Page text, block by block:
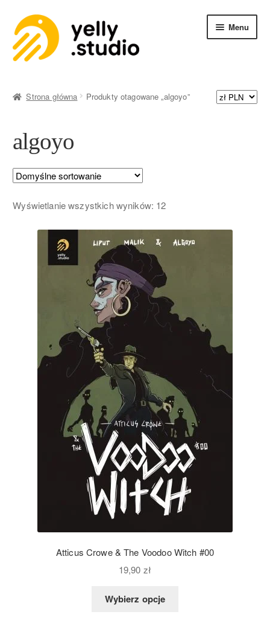
Menu
Strona główna Produkty otagowane „algoyo”
algoyo
Wyświetlanie wszystkich wyników: 12
Atticus Crowe & The Voodoo Witch #00
19,90 zł
Wybierz opcje